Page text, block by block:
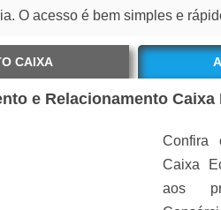
O acesso é bem simples e
CAIXA
e Relacionamento Caixa
Confira
Caixa
aos